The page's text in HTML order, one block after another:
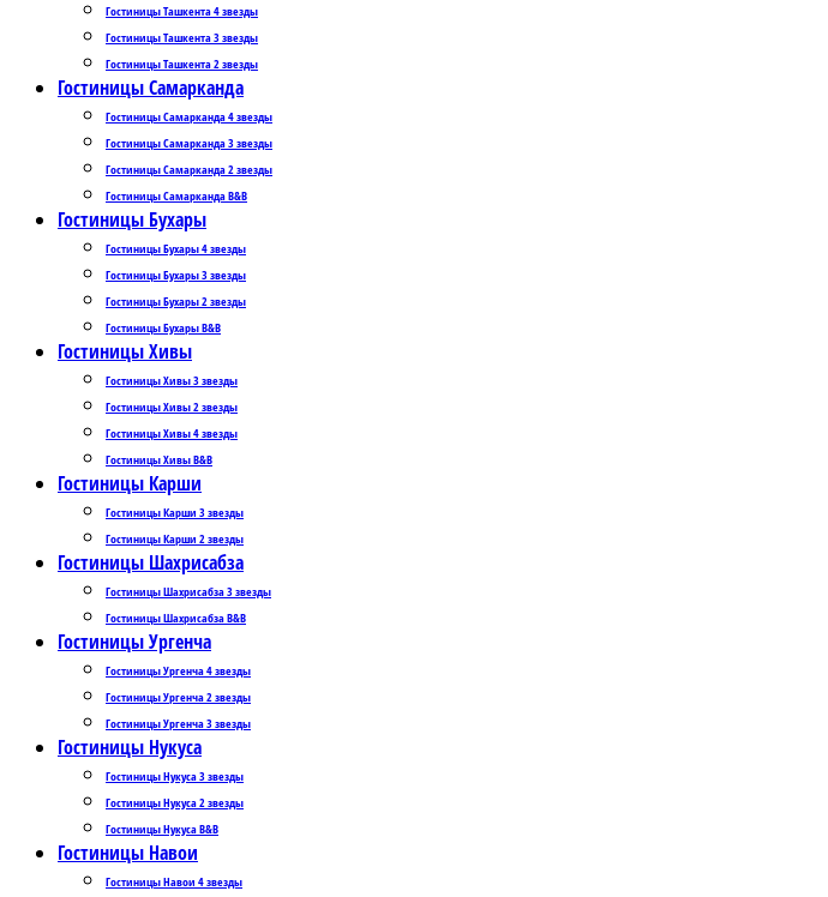
Гостиницы Ташкента 4 звезды
Гостиницы Ташкента 3 звезды
Гостиницы Ташкента 2 звезды
Гостиницы Самарканда
Гостиницы Самарканда 4 звезды
Гостиницы Самарканда 3 звезды
Гостиницы Самарканда 2 звезды
Гостиницы Самарканда B&B
Гостиницы Бухары
Гостиницы Бухары 4 звезды
Гостиницы Бухары 3 звезды
Гостиницы Бухары 2 звезды
Гостиницы Бухары B&B
Гостиницы Хивы
Гостиницы Хивы 3 звезды
Гостиницы Хивы 2 звезды
Гостиницы Хивы 4 звезды
Гостиницы Хивы B&B
Гостиницы Карши
Гостиницы Карши 3 звезды
Гостиницы Карши 2 звезды
Гостиницы Шахрисабза
Гостиницы Шахрисабза 3 звезды
Гостиницы Шахрисабза B&B
Гостиницы Ургенча
Гостиницы Ургенча 4 звезды
Гостиницы Ургенча 2 звезды
Гостиницы Ургенча 3 звезды
Гостиницы Нукуса
Гостиницы Нукуса 3 звезды
Гостиницы Нукуса 2 звезды
Гостиницы Нукуса B&B
Гостиницы Навои
Гостиницы Навои 4 звезды